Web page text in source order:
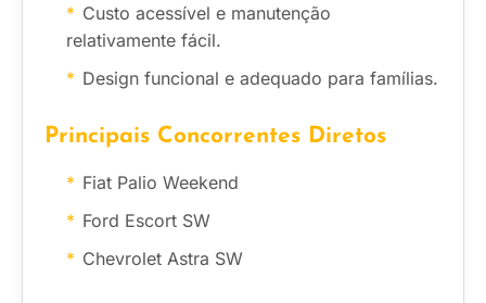
Custo acessível e manutenção
relativamente fácil.
Design funcional e adequado para famílias.
Principais Concorrentes Diretos
Fiat Palio Weekend
Ford Escort SW
Chevrolet Astra SW